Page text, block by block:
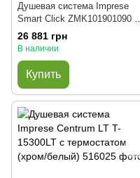
Душевая система Imprese
Smart Click ZMK101901090 с
термостатом (хром)
26 881 грн
В наличии
Купить